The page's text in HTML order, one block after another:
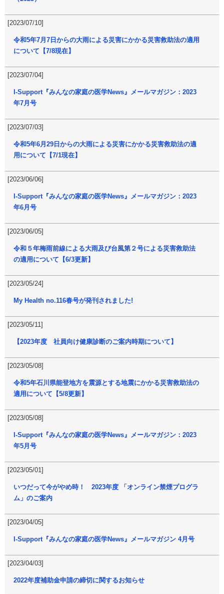
[2023/07/10]
令和5年7月7日からの大雨による災害にかかる災害救助法の適用
について【7/8現在】
[2023/07/04]
I-Support『みんなの家庭の医学News』メールマガジン：2023
年7月号
[2023/07/03]
令和5年6月29日からの大雨による災害にかかる災害救助法の適
用について【7/1現在】
[2023/06/06]
I-Support『みんなの家庭の医学News』メールマガジン：2023
年6月号
[2023/06/05]
令和５年梅雨前線による大雨及び台風第２号による災害救助法
の適用について【6/3更新】
[2023/05/24]
My Health no.116春号が発刊されました!
[2023/05/11]
【2023年度 社員向け健康診断のご案内時期について】
[2023/05/08]
令和5年石川県能登地方を震源とする地震にかかる災害救助法の
適用について【5/8更新】
[2023/05/08]
I-Support『みんなの家庭の医学News』メールマガジン：2023
年5月号
[2023/05/01]
いつだって今がやめ時！ 2023年度 「オンライン禁煙プログラ
ム」のご案内
[2023/04/05]
I-Support『みんなの家庭の医学News』メールマガジン 4月号
[2023/04/03]
2022年度補助金申請の締切に関するお知らせ